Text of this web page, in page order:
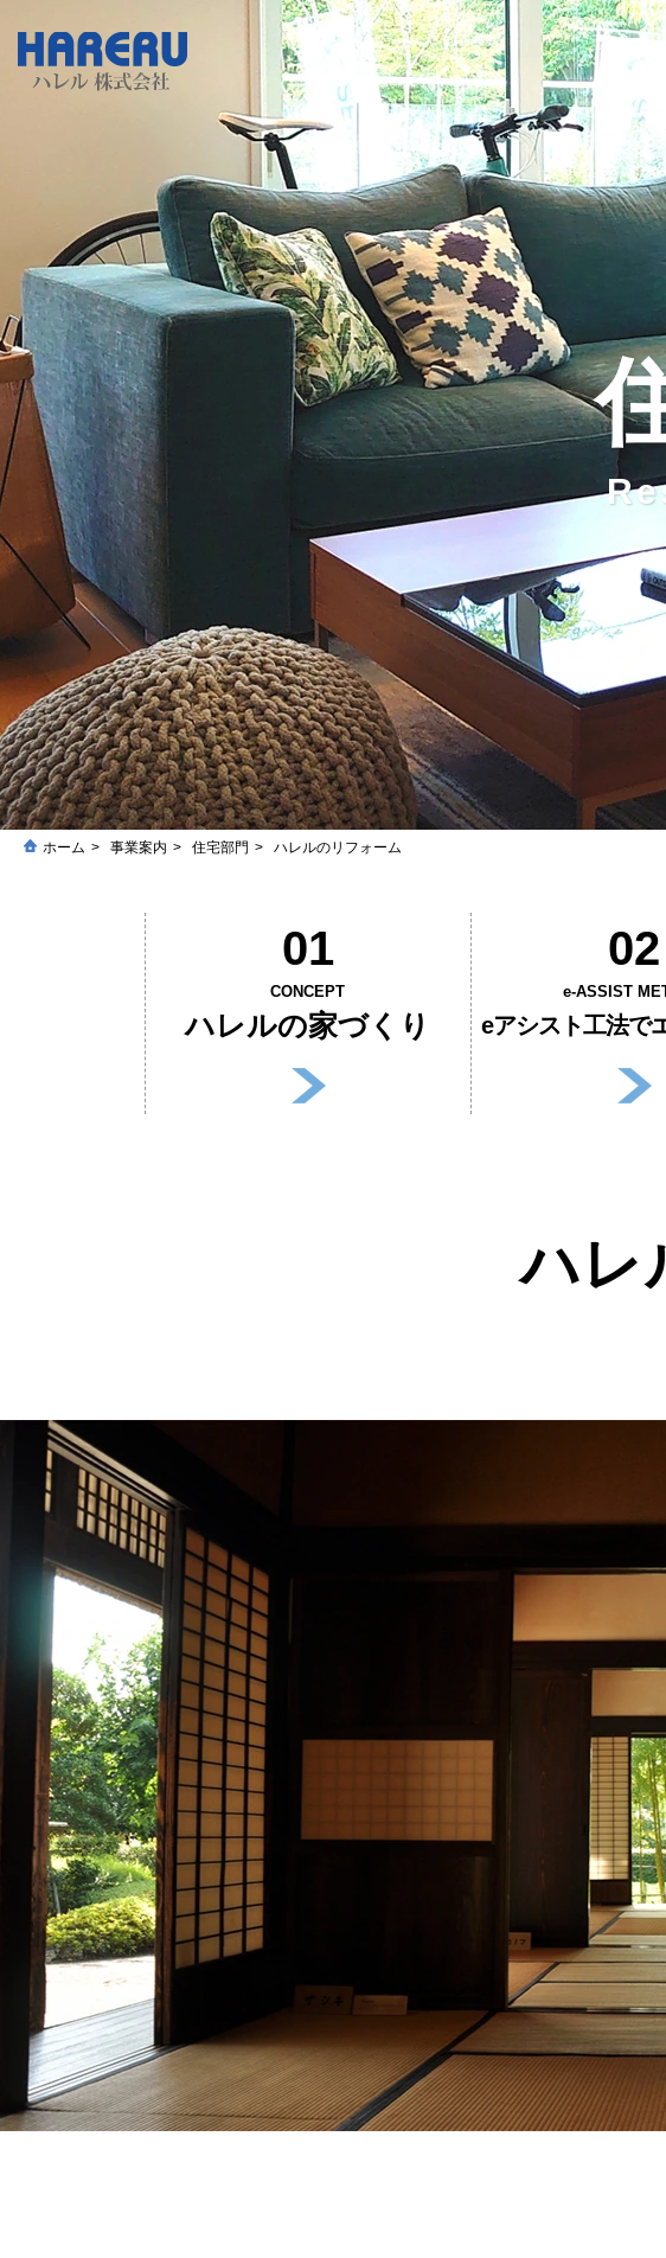
ホーム 事業案内 住宅部門 ハレルのリフォーム
01
CONCEPT
ハレルの家づくり
02
e-ASSIST
eアシスト工法で
ハレ